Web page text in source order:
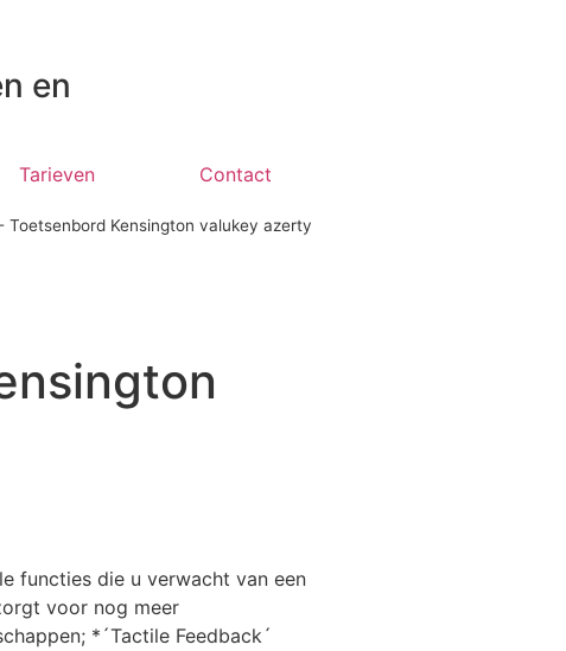
en
Tarieven Contact
- Toetsenbord Kensington valukey azerty
functies die u verwacht van een
voor nog meer
*´Tactile Feedback´